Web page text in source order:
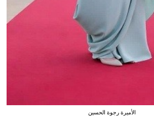
الأميرة رجوة الحسين